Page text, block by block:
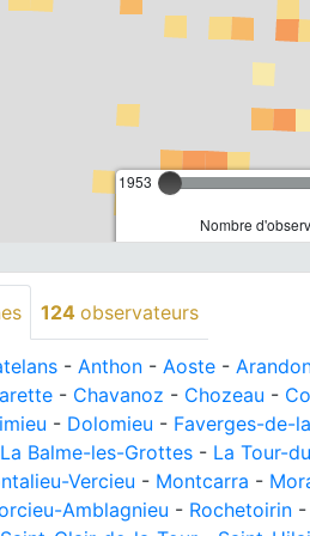
1953
Nombre
124 observateurs
- Anthon - Aoste -
- Chavanoz - Chozeau -
- Dolomieu - Faverges-de-
La Balme-les-Grottes - La Tour-
Vercieu - Montcarra -
Amblagnieu - Rochetoirin